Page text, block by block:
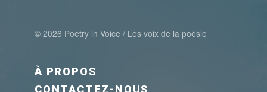
© 2026 Poetry in Voice / Les voix de la poésie
FOOTER MENU FR
À PROPOS
CONTACTEZ-NOUS